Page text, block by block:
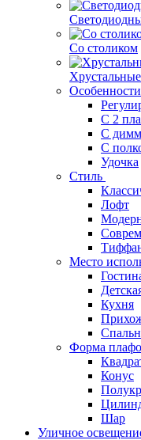
Со столиком
Хрустальные
Особенности
С 2
С
С
Удочка
Стиль
Лофт
Место
Кухня
Форма
Конус
Шар
Уличное